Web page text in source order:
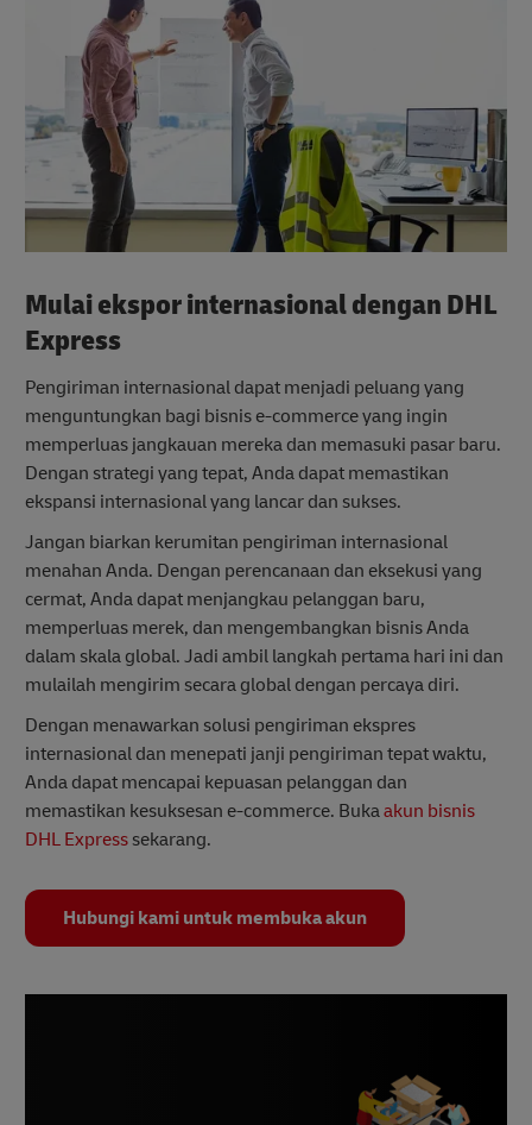
Mulai ekspor internasional dengan DHL
Express
Pengiriman internasional dapat menjadi peluang yang
menguntungkan bagi bisnis e-commerce yang ingin
memperluas jangkauan mereka dan memasuki pasar baru.
Dengan strategi yang tepat, Anda dapat memastikan
ekspansi internasional yang lancar dan sukses.
Jangan biarkan kerumitan pengiriman internasional
menahan Anda. Dengan perencanaan dan eksekusi yang
cermat, Anda dapat menjangkau pelanggan baru,
memperluas merek, dan mengembangkan bisnis Anda
dalam skala global. Jadi ambil langkah pertama hari ini dan
mulailah mengirim secara global dengan percaya diri.
Dengan menawarkan solusi pengiriman ekspres
internasional dan menepati janji pengiriman tepat waktu,
Anda dapat mencapai kepuasan pelanggan dan
memastikan kesuksesan e-commerce. Bukaakun bisnis
DHL Express sekarang.
Hubungi kami untuk membuka akun